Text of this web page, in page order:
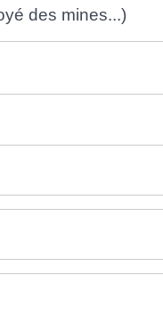
des mines...)